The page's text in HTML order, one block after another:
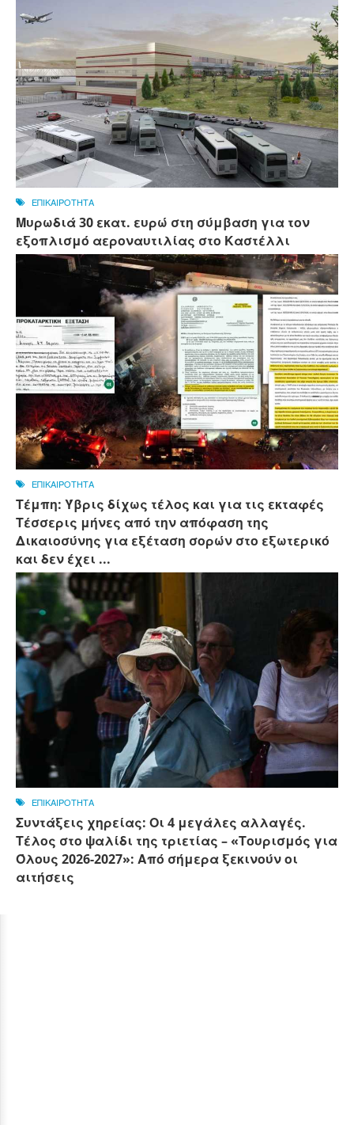
ΕΠΙΚΑΙΡΟΤΗΤΑ
Μυρωδιά 30 εκατ. ευρώ στη σύμβαση για τον
εξοπλισμό αεροναυτιλίας στο Καστέλλι
ΕΠΙΚΑΙΡΟΤΗΤΑ
Τέμπη: Ύβρις δίχως τέλος και για τις εκταφές
Τέσσερις μήνες από την απόφαση της
Δικαιοσύνης για εξέταση σορών στο εξωτερικό
και δεν έχει ...
ΕΠΙΚΑΙΡΟΤΗΤΑ
Συντάξεις χηρείας: Οι 4 μεγάλες αλλαγές.
Τέλος στο ψαλίδι της τριετίας – «Τουρισμός για
Όλους 2026-2027»: Από σήμερα ξεκινούν οι
αιτήσεις